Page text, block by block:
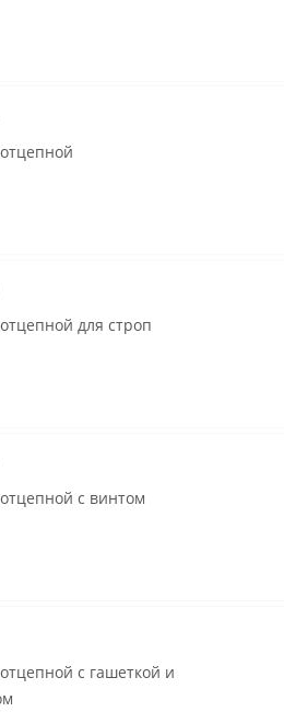
для строп
с винтом
с гашеткой и